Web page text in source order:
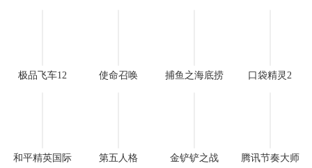
极品飞车12 使命召唤 捕鱼之海底捞 口袋精灵2
和平精英国际
第五人格 金铲铲之战 腾讯节奏大师